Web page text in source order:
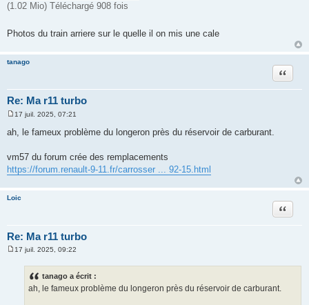
(1.02 Mio) Téléchargé 908 fois
Photos du train arriere sur le quelle il on mis une cale
tanago
Re: Ma r11 turbo
Citation
s
g
e
17 juil. 2025, 07:21
ah, le fameux problème du longeron près du réservoir de carburant.
vm57 du forum crée des remplacements
https://forum.renault-9-11.fr/carrosser ... 92-15.html
Loic
Re: Ma r11 turbo
Citation
17 juil. 2025, 09:22
tanago a écrit :
ah, le fameux problème du longeron près du réservoir de carburant.